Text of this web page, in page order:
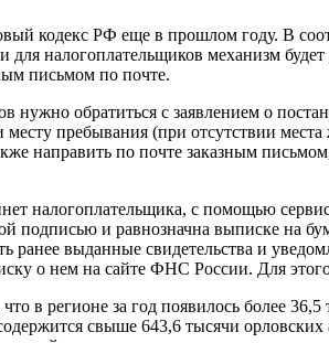
кодекс РФ еще в прошлом году. В
для налогоплательщиков механизм
письмом по почте.
нужно обратиться с заявлением о
пребывания (при отсутствии
направить по почте заказным
налогоплательщика, с помощью
и равнозначна выписке на
ранее выданные свидетельства и
о нем на сайте ФНС России. Для
в регионе за год появилось более
свыше 643,6 тысячи орловских